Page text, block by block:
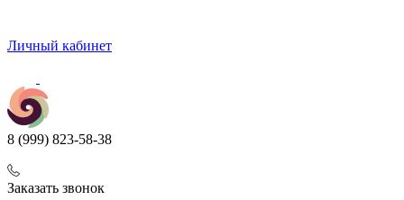
Личный кабинет
8 (999) 823-58-38
Заказать звонок